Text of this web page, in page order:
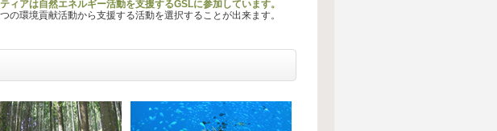
ィアは自然エネルギー活動を支援するGSLに参加しています。
環境貢献活動から支援する活動を選択することが出来ます。